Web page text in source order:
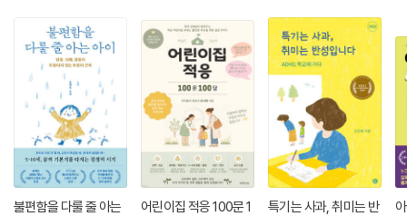
불편함을 다룰 줄 아는
어린이집 적응 100문 1
특기는 사과, 취미는 반